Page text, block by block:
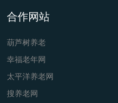
合作网站
葫芦树养老
幸福老年网
太平洋养老网
搜养老网